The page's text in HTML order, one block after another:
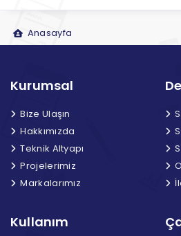
Anasayfa
Kurumsal
Bize Ulaşın
Hakkımızda
Teknik Altyapı
Projelerimiz
Markalarımız
Kullanım